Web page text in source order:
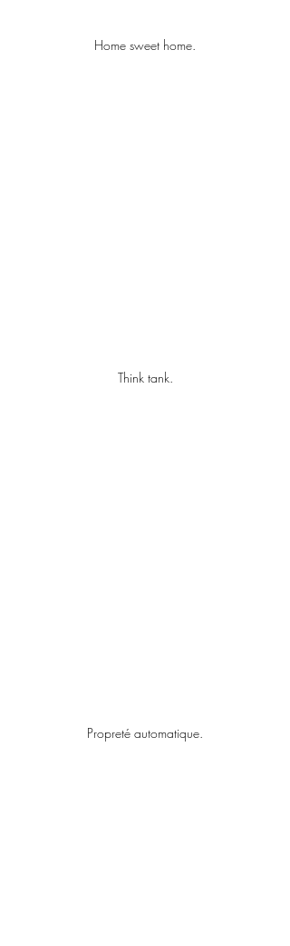
Home sweet home.
Think tank.
Propreté automatique.